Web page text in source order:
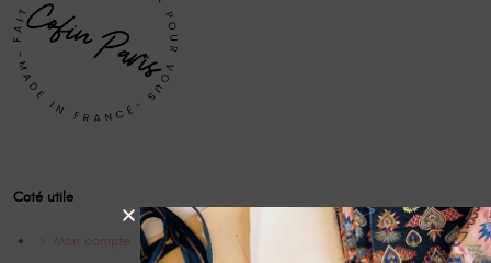
Coté utile
Mon compte